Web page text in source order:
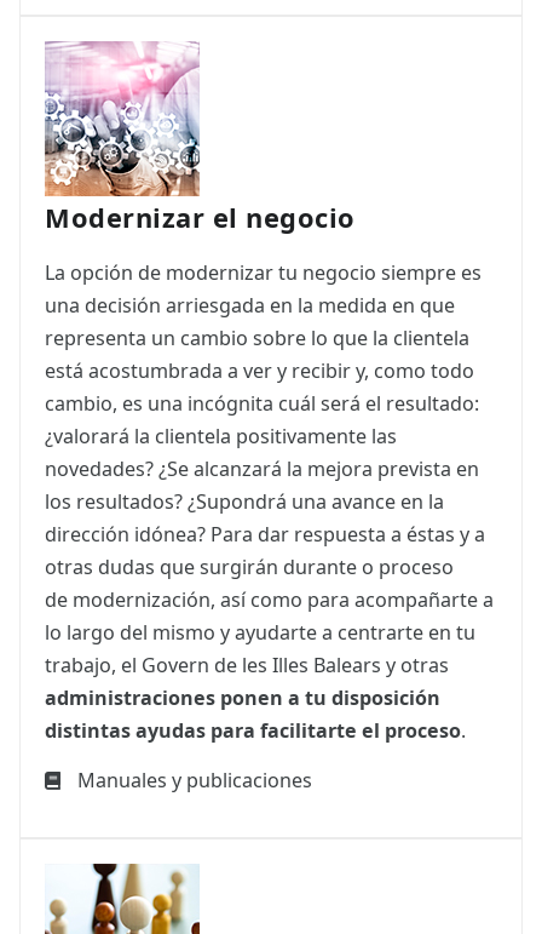
Modernizar el negocio
La opción de modernizar tu negocio siempre es
una decisión arriesgada en la medida en que
representa un cambio sobre lo que la clientela
está acostumbrada a ver y recibir y, como todo
cambio, es una incógnita cuál será el resultado:
¿valorará la clientela positivamente las
novedades? ¿Se alcanzará la mejora prevista en
los resultados? ¿Supondrá una avance en la
dirección idónea? Para dar respuesta a éstas y a
otras dudas que surgirán durante o proceso
de modernización, así como para acompañarte a
lo largo del mismo y ayudarte a centrarte en tu
trabajo, el Govern de les Illes Balears y otras
administraciones ponen a tu disposición
distintas ayudas para facilitarte el proceso.
Manuales y publicaciones